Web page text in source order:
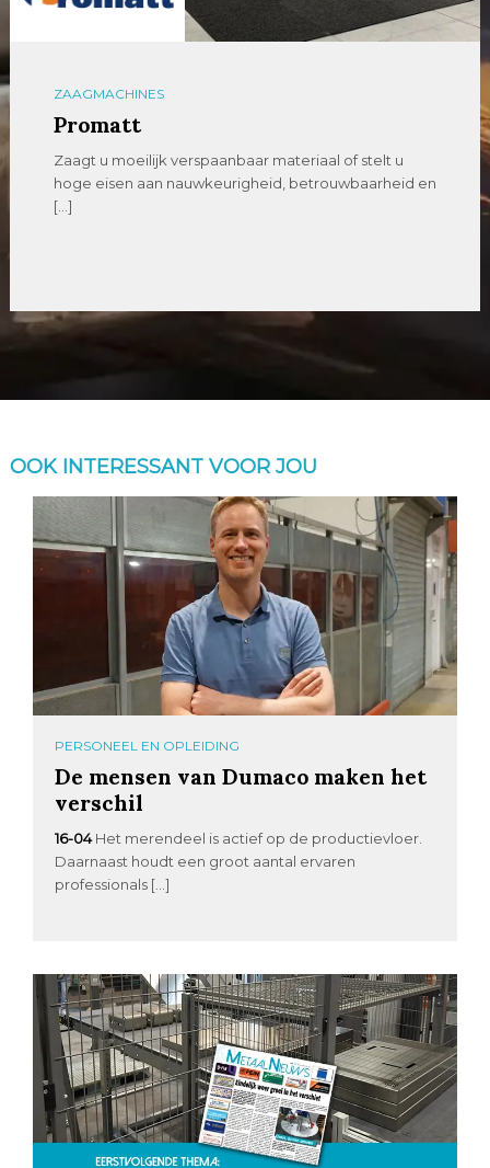
ZAAGMACHINES
Promatt
Zaagt u moeilijk verspaanbaar materiaal of stelt u
hoge eisen aan nauwkeurigheid, betrouwbaarheid en
[…]
OOK INTERESSANT VOOR JOU
PERSONEEL EN OPLEIDING
De mensen van Dumaco maken het
verschil
16-04 Het merendeel is actief op de productievloer.
Daarnaast houdt een groot aantal ervaren
professionals […]